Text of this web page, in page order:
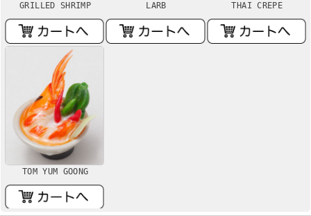
GRILLED SHRIMP LARB THAI CREPE
TOM YUM GOONG